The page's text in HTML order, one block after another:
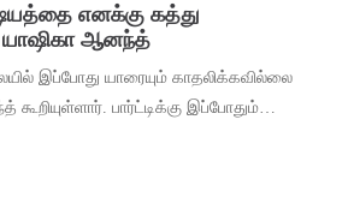
எனக்கு கத்து
யாஷிகா ஆனந்த்
இப்போது யாரையும் காதலிக்கவில்லை
பார்ட்டிக்கு இப்போதும்